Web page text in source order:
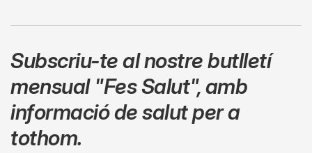
Subscriu-te al nostre butlletí
mensual "Fes Salut",amb
informació de salut per a
tothom.